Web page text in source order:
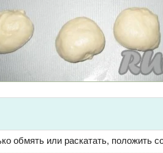
обмять или раскатать, положить